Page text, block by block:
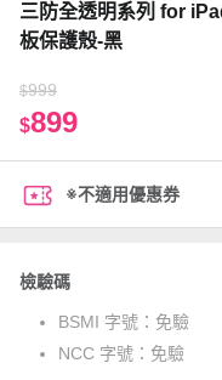
三防全透明系列 for
板保護殼-黑
$999
$899
※不適用優惠券
檢驗碼
BSMI 字號： 免驗
NCC 字號： 免驗